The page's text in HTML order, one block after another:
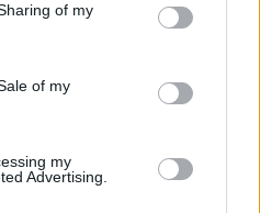
of my
of my
my
Advertising.
a Mourão, Luz e
em agosto ao concelho de